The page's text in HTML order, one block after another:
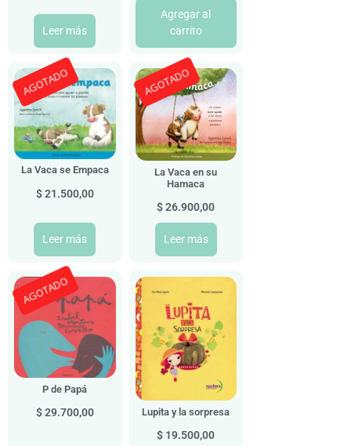
Leer más
Agregar al
carrito
AGOTADO
La Vaca se Empaca
$21.500,00
Leer más
AGOTADO
La Vaca en su
Hamaca
$26.900,00
Leer más
AGOTADO
P de Papá
$29.700,00 Lupita y la sorpresa
$ 19.500,00